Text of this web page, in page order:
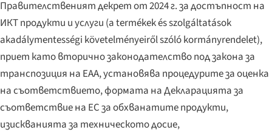
Правителственият декрет от 2024 г. за достъпност на
ИКТ продукти и услуги (a termékek és szolgáltatások
akadálymentességi követelményeiről szóló kormányrendelet),
приет като вторично законодателство под закона за
транспозиция на EAA, установява процедурите за оценка
на съответствието, формата на Декларацията за
съответствие на ЕС за обхванатите продукти,
изискванията за техническото досие,